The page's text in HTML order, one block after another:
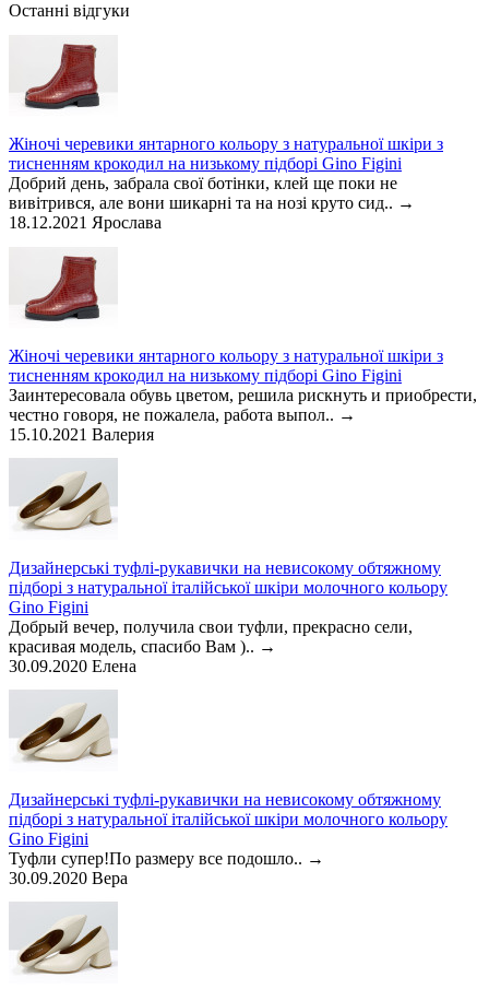
Останні відгуки
Жіночі черевики янтарного кольору з натуральної шкіри з
тисненням крокодил на низькому підборі Gino Figini
Добрий день, забрала свої ботінки, клей ще поки не
вивітрився, але вони шикарні та на нозі круто сид.. →
18.12.2021 Ярослава
Жіночі черевики янтарного кольору з натуральної шкіри з
тисненням крокодил на низькому підборі Gino Figini
Заинтересовала обувь цветом, решила рискнуть и приобрести,
честно говоря, не пожалела, работа выпол.. →
15.10.2021 Валерия
Дизайнерські туфлі-рукавички на невисокому обтяжному
підборі з натуральної італійської шкіри молочного кольору
Gino Figini
Добрый вечер, получила свои туфли, прекрасно сели,
красивая модель, спасибо Вам ).. →
30.09.2020 Елена
Дизайнерські туфлі-рукавички на невисокому обтяжному
підборі з натуральної італійської шкіри молочного кольору
Gino Figini
Туфли супер!По размеру все подошло.. →
30.09.2020 Вера